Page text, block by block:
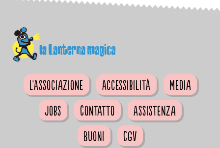
L'Associazione Accessibilità
Media
Jobs
Contatto
Assistenza
Buoni
CGV